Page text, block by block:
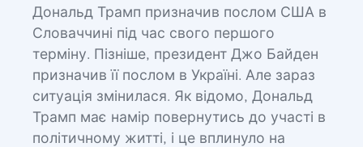
Дональд Трамп призначив послом США в
Словаччині під час свого першого
терміну. Пізніше, президент Джо Байден
призначив її послом в Україні. Але зараз
ситуація змінилася. Як відомо, Дональд
Трамп має намір повернутись до участі в
політичному житті, і це вплинуло на